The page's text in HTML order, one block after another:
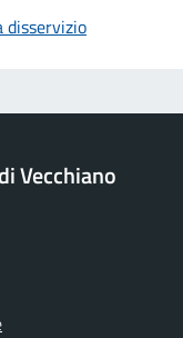
disservizio
Vecchiano